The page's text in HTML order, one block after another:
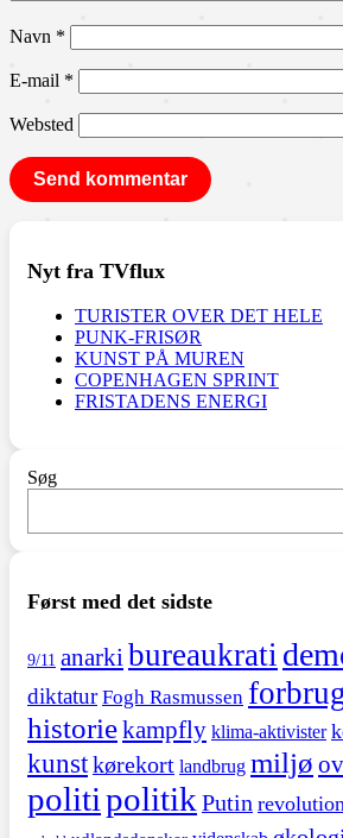
Navn *
E-mail *
Websted
Nyt fra TVflux
TURISTER OVER DET HELE
PUNK-FRISØR
KUNST PÅ MUREN
COPENHAGEN SPRINT
FRISTADENS ENERGI
Søg
Først med det sidste
9/11 anarki bureaukrati
diktatur Fogh Rasmussen
historiekampfly klima-aktivister
kunstkørekort landbrug miljø
politipolitik Putin revolution